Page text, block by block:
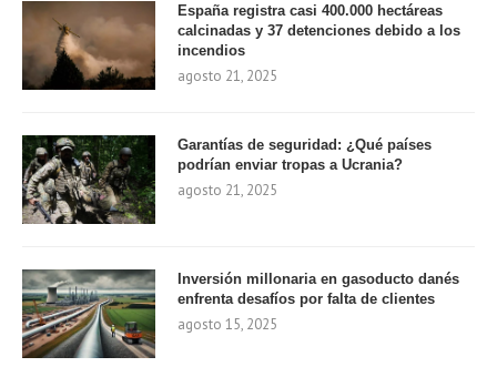
España registra casi 400.000 hectáreas
calcinadas y 37 detenciones debido a los
incendios
agosto 21, 2025
Garantías de seguridad: ¿Qué países
podrían enviar tropas a Ucrania?
agosto 21, 2025
Inversión millonaria en gasoducto danés
enfrenta desafíos por falta de clientes
agosto 15, 2025